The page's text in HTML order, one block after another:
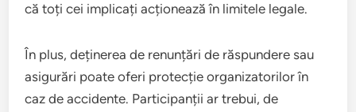
că toți cei implicați acționează în limitele legale.
În plus, deținerea de renunțări de răspundere sau
asigurări poate oferi protecție organizatorilor în
caz de accidente. Participanții ar trebui, de